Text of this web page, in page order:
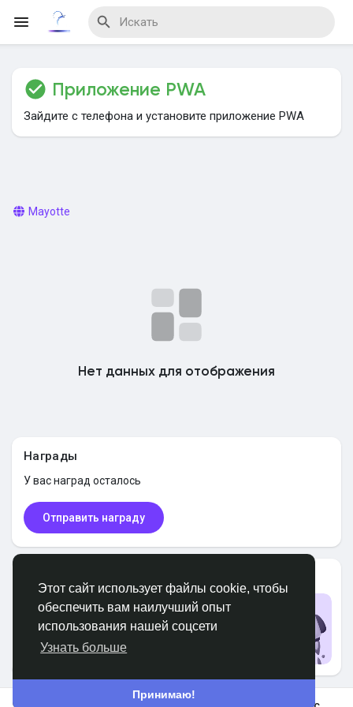
Этот сайт использует файлы cookie, чтобы
обеспечить вам наилучший опыт
использования нашей соцсети
Узнать больше
Принимаю!
Reels
Найти Маркет
Мои федерации
Избранные страницы
Популярные посты
Приложение PWA
Зайдите с телефона и установите приложение PWA
Mayotte
Нет данных для отображения
Награды
У васнаград осталось
Отправить награду
Обновить до PRO
Обновить